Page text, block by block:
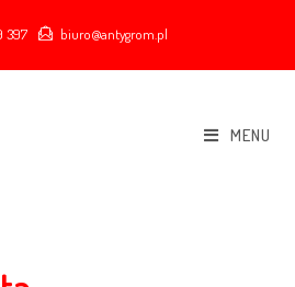
397 biuro@antygrom.pl
MENU